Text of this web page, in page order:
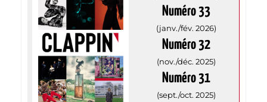
Numéro 33
(janv./fév. 2026)
Numéro 32
(nov./déc. 2025)
Numéro 31
(sept./oct. 2025)